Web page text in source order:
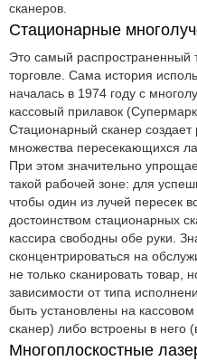
сканеров.
Стационарные
Это самый распространенный
торговле. Сама история
началась в 1974 году с
кассовый прилавок
Стационарный сканер
множества пересекающихся
При этом значительно
такой рабочей зоне: для
чтобы один из лучей пересек
достоинством стационарных
кассира свободны обе руки.
сконцентрироваться на
не только сканировать товар,
зависимости от типа
быть установлены на
сканер) либо встроены в него
Многоплоскостные